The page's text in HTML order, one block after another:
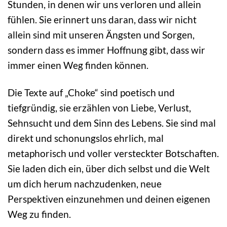
Stunden, in denen wir uns verloren und allein
fühlen. Sie erinnert uns daran, dass wir nicht
allein sind mit unseren Ängsten und Sorgen,
sondern dass es immer Hoffnung gibt, dass wir
immer einen Weg finden können.
Die Texte auf „Choke“ sind poetisch und
tiefgründig, sie erzählen von Liebe, Verlust,
Sehnsucht und dem Sinn des Lebens. Sie sind mal
direkt und schonungslos ehrlich, mal
metaphorisch und voller versteckter Botschaften.
Sie laden dich ein, über dich selbst und die Welt
um dich herum nachzudenken, neue
Perspektiven einzunehmen und deinen eigenen
Weg zu finden.